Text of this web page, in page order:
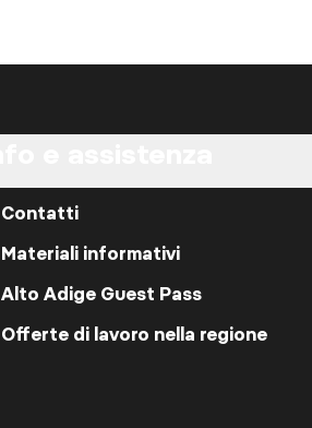
Contatti
Materiali informativi
Alto Adige Guest Pass
Offerte di lavoro nella regione